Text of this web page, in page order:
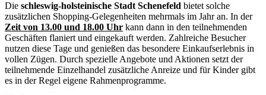
Die schleswig-holsteinische Stadt Schenefeld bietet solche
zusätzlichen Shopping-Gelegenheiten mehrmals im Jahr an. In der
Zeit von 13.00 und 18.00 Uhr kann dann in den teilnehmenden
Geschäften flaniert und eingekauft werden. Zahlreiche Besucher
nutzen diese Tage und genießen das besondere Einkaufserlebnis in
vollen Zügen. Durch spezielle Angebote und Aktionen setzt der
teilnehmende Einzelhandel zusätzliche Anreize und für Kinder gibt
es in der Regel eigene Rahmenprogramme.